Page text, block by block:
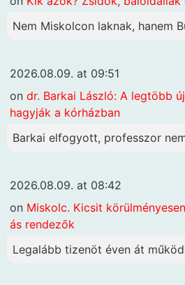
Nem Miskolcon laknak, hanem
2026.08.09. at 09:51
on dr. Barkai László: A legtöbb
hagyják a kórházban
Barkai elfogyott, professzor
2026.08.09. at 08:42
on Miskolc. Kicsit
ás rendezők
Legalább tizenöt éven át